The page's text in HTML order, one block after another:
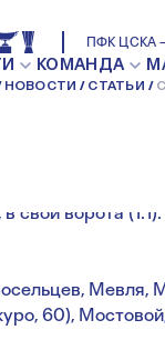
ПФК ЦСКА
КОМАНДА
НОВОСТИ СТАТЬИ
свои ворота
Мевля,
60),